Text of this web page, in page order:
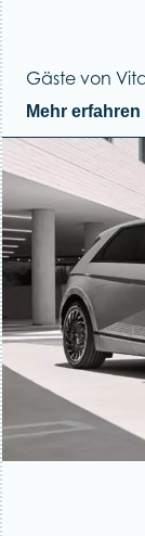
Gäste von
Mehr erfahren